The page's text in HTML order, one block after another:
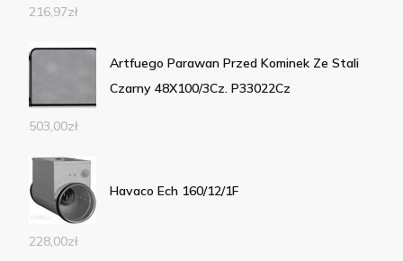
216,97zł
Artfuego Parawan Przed Kominek Ze Stali
Czarny 48X100/3Cz. P33022Cz
503,00zł
Havaco Ech 160/12/1F
228,00zł